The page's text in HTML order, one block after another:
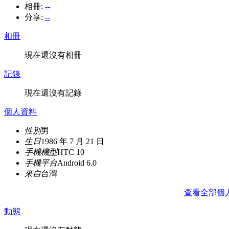
相冊: --
分享: --
相冊
現在還沒有相冊
記錄
現在還沒有記錄
個人資料
性別男
生日1986 年 7 月 21 日
手機機型HTC 10
手機平台Android 6.0
來自台灣
查看全部個
動態